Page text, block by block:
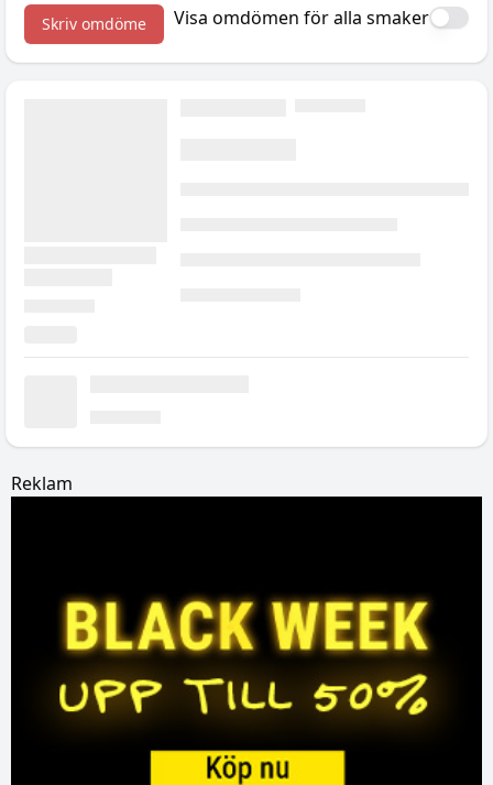
skada), och dostricket
med C-vitamin som gör
Skriv omdöme Visa omdömen för alla smaker
Reklam